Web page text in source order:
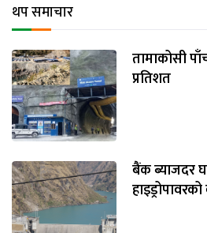
उहिलेकाे
खबर
हरित
हाइड्रोजन
इभी
सम्पादकीय
बैंक
थप समाचार
तामाकोसी
प्रतिशत
बैंक ब्याजदर